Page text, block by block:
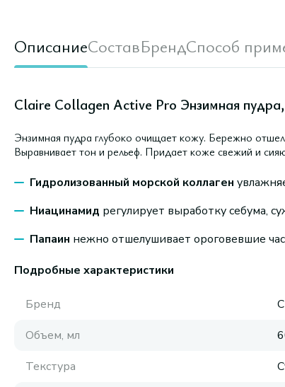
ОписаниеСоставБрендСпособ
Claire Collagen Active Pro Энзимная
Энзимная пудра глубоко очищает кожу. Бережно
Выравнивает тон и рельеф. Придает коже свежий и
Гидролизованный морской коллаген
Ниацинамид регулирует выработку себума,
Папаин нежно отшелушивает ороговевшие
Подробные характеристики
Бренд
Объем, мл
Текстура